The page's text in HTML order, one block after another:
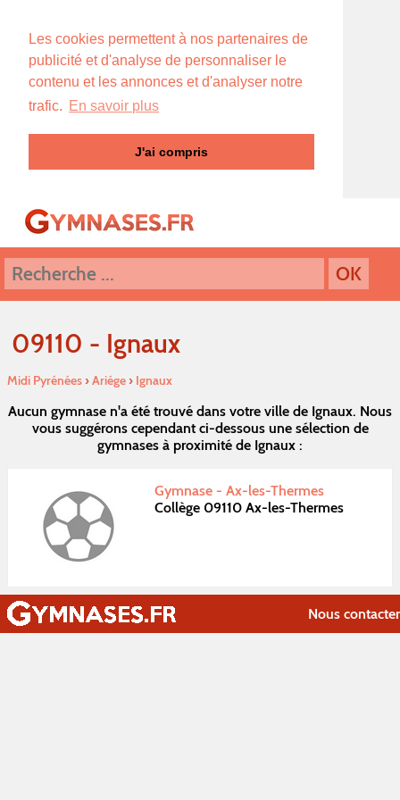
Les cookies permettent à nos partenaires de
publicité et d'analyse de personnaliser le
contenu et les annonces et d'analyser notre
trafic. En savoir plus
J'ai compris
09110 - Ignaux
Midi Pyrénées›Ariége› Ignaux
Aucun gymnase n'a été trouvé dans votre ville de Ignaux. Nous
vous suggérons cependant ci-dessous une sélection de
gymnases à proximité de Ignaux :
Gymnase - Ax-les-Thermes
Collège 09110 Ax-les-Thermes
Nous contacter